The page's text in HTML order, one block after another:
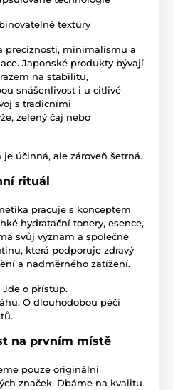
textury
preciznosti, minimalismu a
Japonské produkty bývají
na stabilitu,
snášenlivost i u citlivé
s tradičními
zelený čaj nebo
účinná, ale zároveň šetrná.
rituál
pracuje s konceptem
hydratační tonery, esence,
svůj význam a společně
která podporuje zdravý
a nadměrného zatížení.
Jde o přístup.
O dlouhodobou péči
na prvním místě
pouze originální
značek. Dbáme na kvalitu